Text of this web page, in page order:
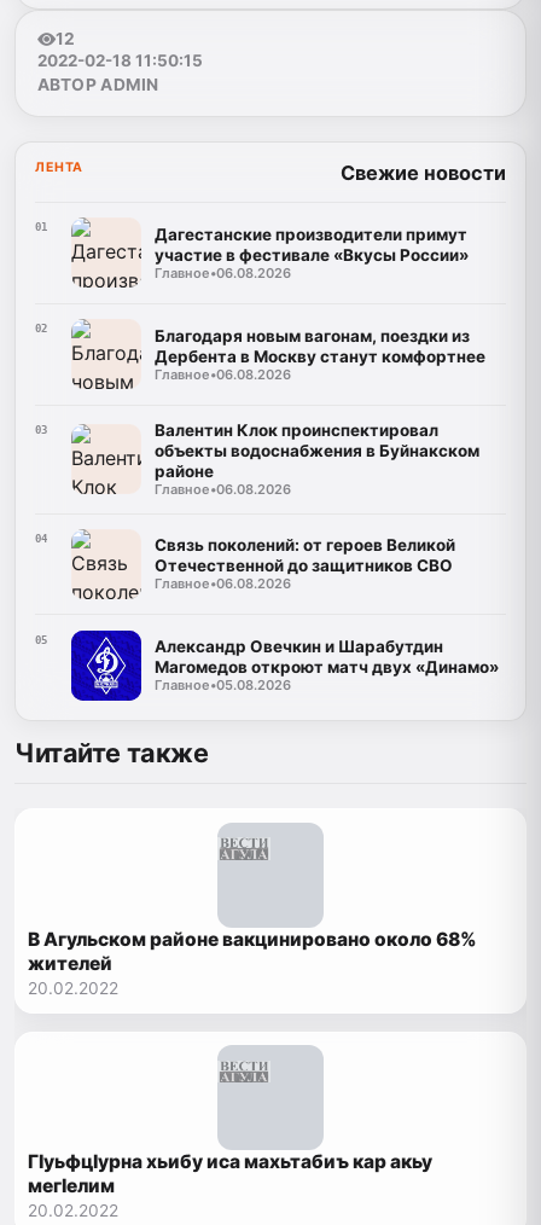
12
2022-02-18 11:50:15
АВТОР ADMIN
ЛЕНТА Свежие новости
01
Дагестанские производители примут
участие в фестивале «Вкусы России»
Главное•06.08.2026
02
Благодаря новым вагонам, поездки из
Дербента в Москву станут комфортнее
Главное•06.08.2026
03
Валентин Клок проинспектировал
объекты водоснабжения в Буйнакском
районе
Главное•06.08.2026
04
Связь поколений: от героев Великой
Отечественной до защитников СВО
Главное•06.08.2026
05
Александр Овечкин и Шарабутдин
Магомедов откроют матч двух «Динамо»
Главное•05.08.2026
Читайте также
В Агульском районе вакцинировано около 68%
жителей
20.02.2022
ГIуьфцIурна хьибу иса махьтабиъ кар акьу
мегIелим
20.02.2022